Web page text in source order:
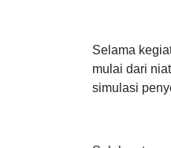
Selama